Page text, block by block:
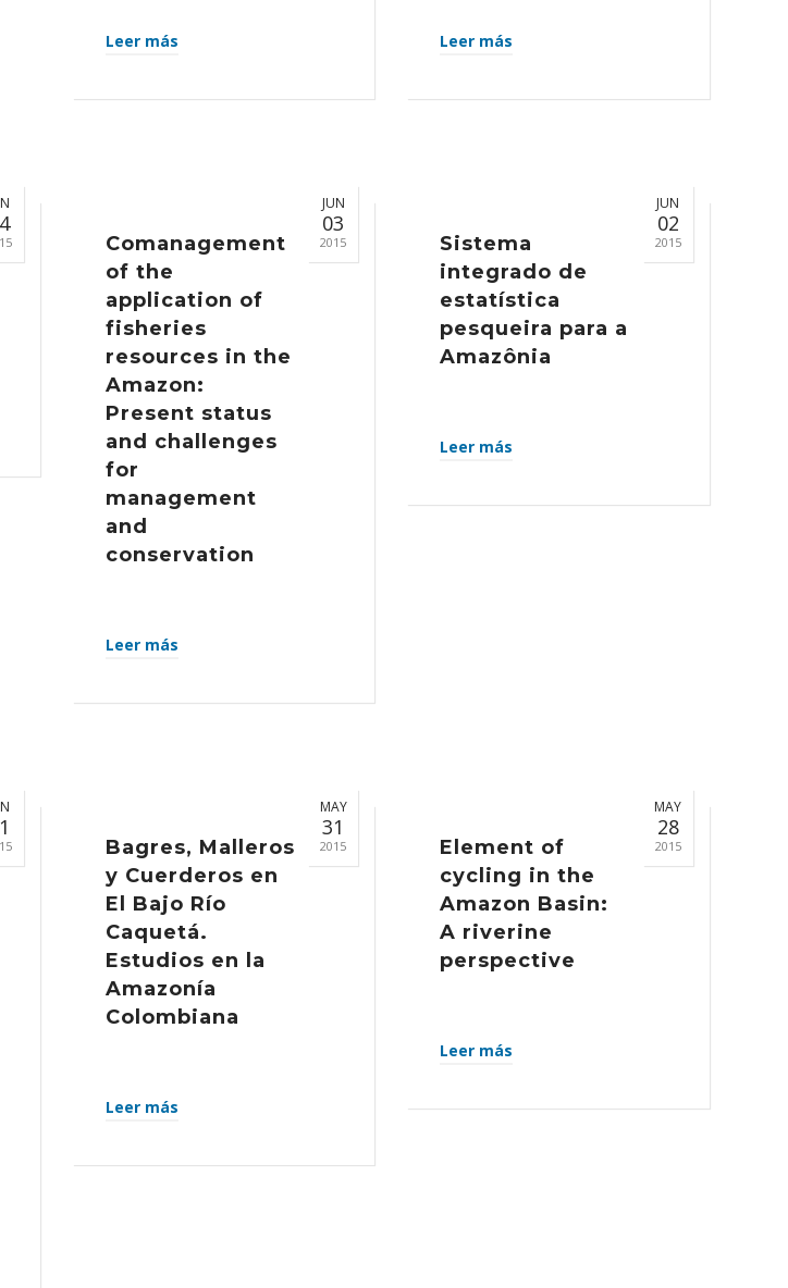
Leer más Leer más
JUN
03
2015
Comanagement
of the
application of
fisheries
resources in the
Amazon:
Present status
and challenges
for
management
and
conservation
Leer más
JUN
02
2015
Sistema
integrado de
estatística
pesqueira para a
Amazônia
Leer más
MAY
31
2015
Bagres, Malleros
y Cuerderos en
El Bajo Río
Caquetá.
Estudios en la
Amazonía
Colombiana
Leer más
MAY
28
2015
Element of
cycling in the
Amazon Basin:
A riverine
perspective
Leer más